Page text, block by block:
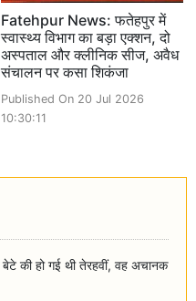
Fatehpur News: फतेहपुर में
स्वास्थ्य विभाग का बड़ा एक्शन, दो
अस्पताल और क्लीनिक सीज, अवैध
संचालन पर कसा शिकंजा
Published On 20 Jul 2026
10:30:11